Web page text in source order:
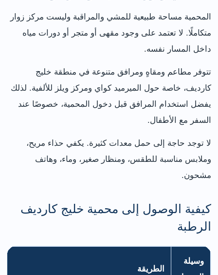
المحمية مساحة طبيعية للمشي والمراقبة وليست مركز زوار
متكاملًا. لا تعتمد على وجود مقهى أو متجر أو دورات مياه
داخل المسار نفسه.
تتوفر مطاعم ومقاهٍ ومرافق متنوعة في منطقة خليج
كارديف، خاصة حول الميرميد كواي ومركز ويلز للألفية. لذلك
يفضل استخدام المرافق قبل دخول المحمية، خصوصًا عند
السفر مع الأطفال.
لا توجد حاجة إلى حمل معدات كثيرة. يكفي حذاء مريح،
وملابس مناسبة للطقس، ومنظار صغير، وماء، وهاتف
مشحون.
كيفية الوصول إلى محمية خليج كارديف
الرطبة
وسيلة
الطريقة